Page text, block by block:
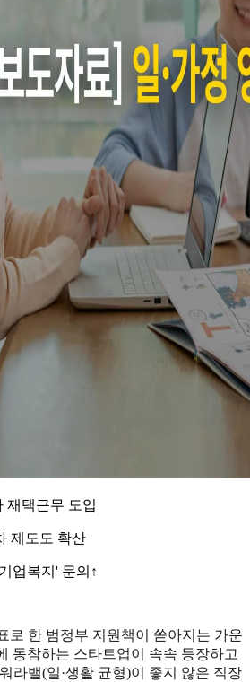
재택근무 도입
제도도 확산
업복지' 문의↑
로 한 범정부 지원책이 쏟아지는 가운
동참하는 스타트업이 속속 등장하고
라밸(일·생활 균형)이 좋지 않은 직장